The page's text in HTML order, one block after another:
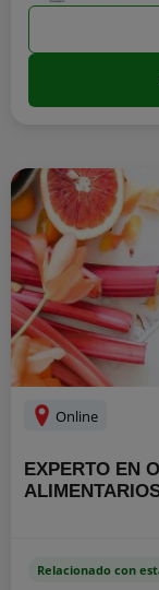
Online
EXPERTO EN
Relacionado con